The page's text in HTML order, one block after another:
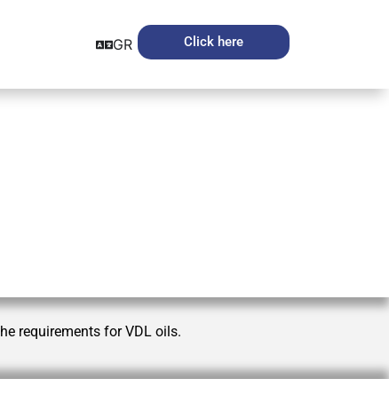
Click here
GR
requirements for VDL oils.